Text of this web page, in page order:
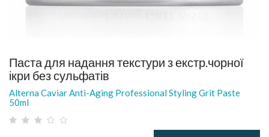
Паста для надання текстури з екстр.чорної
ікри без сульфатів
Alterna Caviar Anti-Aging Professional Styling Grit Paste
50ml